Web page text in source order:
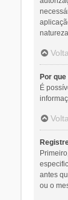
Por
É
antes
ou o